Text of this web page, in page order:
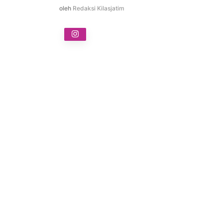
oleh Redaksi Kilasjatim